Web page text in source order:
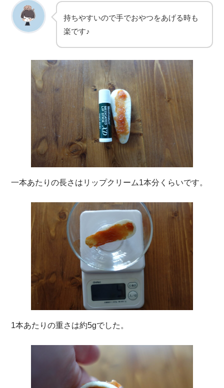
持ちやすいので手でおやつをあげる時も
楽です♪
一本あたりの長さはリップクリーム1本分くらいです。
1本あたりの重さは約5gでした。